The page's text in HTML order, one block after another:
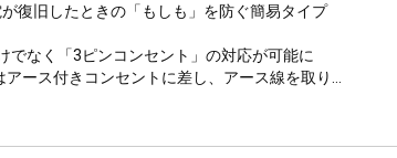
復旧したときの「もしも」を防ぐ簡易タイプ
でなく「3ピンコンセント」の対応が可能に
アース付きコンセントに差し、アース線を取り付
に作動する商品です。このたび「zen断」のコ
きるようにしました。